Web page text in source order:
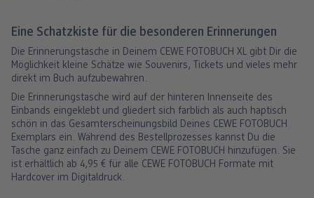
Eine Schatzkiste für die besonderen Erinnerungen
Die Erinnerungstasche in Deinem CEWE FOTOBUCH XL gibt Dir die
Möglichkeit kleine Schätze wie Souvenirs, Tickets und vieles mehr
direkt im Buch aufzubewahren.
Die Erinnerungstasche wird auf der hinteren Innenseite des
Einbands eingeklebt und gliedert sich farblich als auch haptisch
schön in das Gesamterscheinungsbild Deines CEWE FOTOBUCH
Exemplars ein. Während des Bestellprozesses kannst Du die
Tasche ganz einfach zu Deinem CEWE FOTOBUCH hinzufügen. Sie
ist erhältlich ab 4,95 € für alle CEWE FOTOBUCH Formate mit
Hardcover im Digitaldruck.